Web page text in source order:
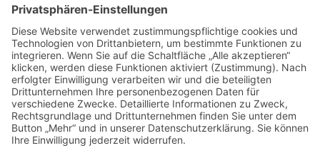
Anfrage
Presse
Partner: Der DGuSV
als Gutachter eintragen
Infos für Suchende